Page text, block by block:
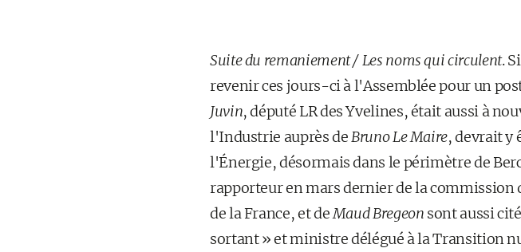
Suite du remaniement / Les noms qui circulent.
revenir ces jours-ci à l'Assemblée pour un
Juvin, député LR des Yvelines, était aussi à
l'Industrie auprès deBruno Le Maire, devrait y
l'Énergie, désormais dans le périmètre de
rapporteur en mars dernier de la commission
de la France, et deMaud Bregeon sont aussi
sortant » et ministre délégué à la Transition